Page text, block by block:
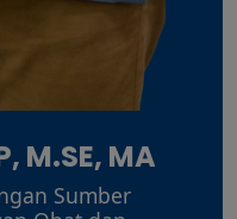
M.SE, MA
Sumber